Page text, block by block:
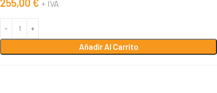
+ IVA
Añadir Al Carrito